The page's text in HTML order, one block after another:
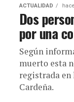
ACTUALIDAD
Dos
por una
Según
muerto esta
registrada
Cardeña.